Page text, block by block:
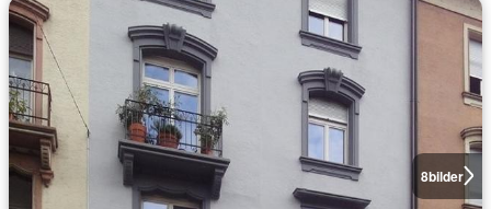
8bilder